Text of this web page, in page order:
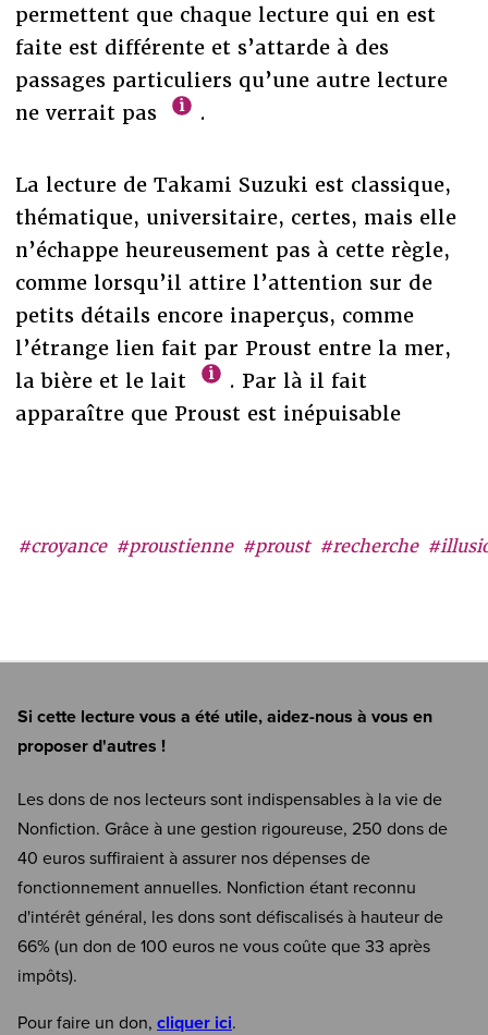
#croyance #proustienne #proust #recherche
permettent que chaque lecture qui en est
faite est différente et s’attarde à des
passages particuliers qu’une autre lecture
ne verrait pas
.
La lecture de Takami Suzuki est classique,
thématique, universitaire, certes, mais elle
n’échappe heureusement pas à cette règle,
comme lorsqu’il attire l’attention sur de
petits détails encore inaperçus, comme
l’étrange lien fait par Proust entre la mer,
la bière et le lait
. Par là il fait
apparaître que Proust est inépuisable
Si cette lecture vous a été utile, aidez-nous à vous en
proposer d'autres !
Les dons de nos lecteurs sont indispensables à la vie de
Nonfiction. Grâce à une gestion rigoureuse, 250 dons de
40 euros suffiraient à assurer nos dépenses de
fonctionnement annuelles. Nonfiction étant reconnu
d'intérêt général, les dons sont défiscalisés à hauteur de
66% (un don de 100 euros ne vous coûte que 33 après
impôts).
Pour faire un don, cliquer ici.